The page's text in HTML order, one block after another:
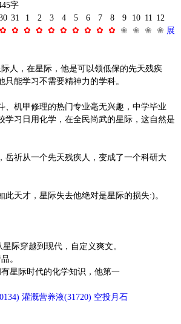
字
✿
31
✿
1
✿
2
✿
3
✿
4
✿
5
✿
6
✿
7
✿
8
✿
9
❀
10
❀
11
❀
12
❀ 展
人，在星际，他是可以领低保的先天残疾
只能学习不需要精神力的学科。
、机甲修理的热门专业毫无兴趣，中学毕业
学习日用化学，在全民尚武的星际，这自然是
岳祈从一个先天残疾人，变成了一个科研大
此天才，星际失去他绝对是星际的损失:)。
际穿越到现代，自定义爽文。
。
星际时代的化学知识，他第一
灌溉营养液(31720) 空投月石